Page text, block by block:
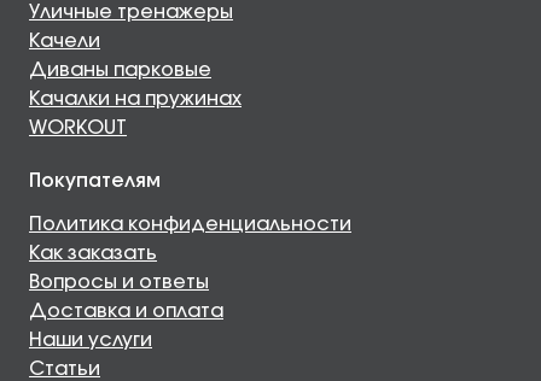
Уличные тренажеры
Качели
Диваны парковые
Качалки на пружинах
WORKOUT
Покупателям
Политика конфиденциальности
Как заказать
Вопросы и ответы
Доставка и оплата
Наши услуги
Статьи